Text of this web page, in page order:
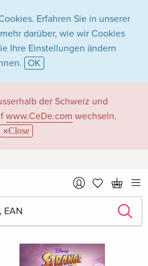
Erfahren Sie in unserer
mehr darüber, wie wir Cookies
Ihre Einstellungen ändern
OK
der Schweiz und
www.CeDe.com wechseln.
Close
in Filme
in
Treffer anzeigen